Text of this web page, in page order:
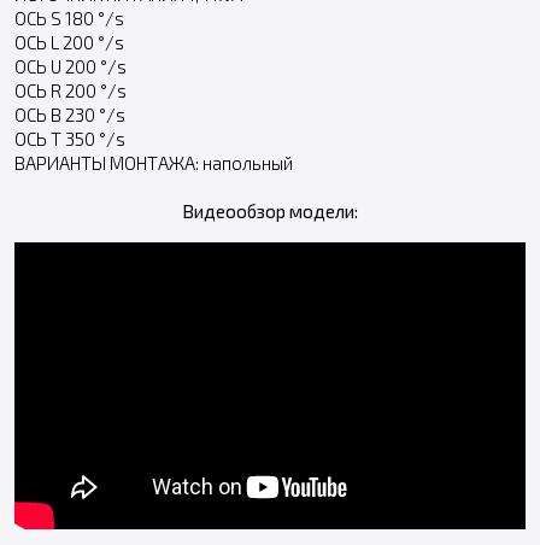
ОСЬ S 180 °/s
ОСЬ L 200 °/s
ОСЬ U 200 °/s
ОСЬ R 200 °/s
ОСЬ B 230 °/s
ОСЬ T 350 °/s
ВАРИАНТЫ МОНТАЖА: напольный
Видеообзор модели: